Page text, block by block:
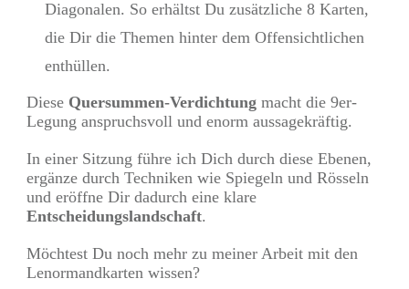
Diagonalen. So erhältst Du zusätzliche 8 Karten,
die Dir die Themen hinter dem Offensichtlichen
enthüllen.
Diese Quersummen-Verdichtung macht die 9er-
Legung anspruchsvoll und enorm aussagekräftig.
In einer Sitzung führe ich Dich durch diese Ebenen,
ergänze durch Techniken wie Spiegeln und Rösseln
und eröffne Dir dadurch eine klare
Entscheidungslandschaft.
Möchtest Du noch mehr zu meiner Arbeit mit den
Lenormandkarten wissen?